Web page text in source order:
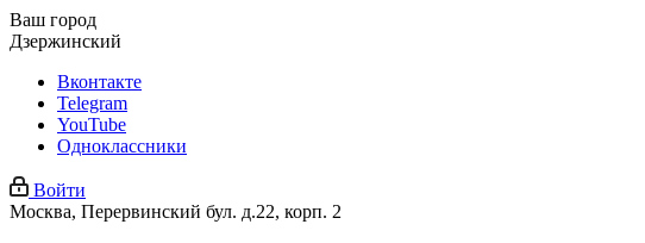
Ваш город
Дзержинский
Вконтакте
Telegram
YouTube
Одноклассники
Войти
Москва, Перервинский бул. д.22, корп. 2